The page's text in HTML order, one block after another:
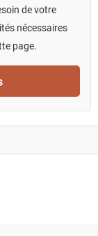
de votre
nécessaires
page.